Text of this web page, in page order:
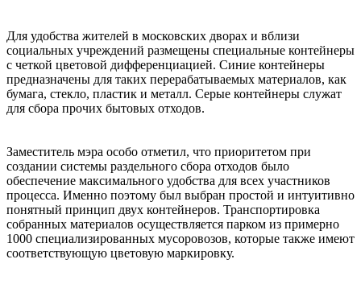
Для удобства жителей в московских дворах и вблизи
социальных учреждений размещены специальные контейнеры
с четкой цветовой дифференциацией. Синие контейнеры
предназначены для таких перерабатываемых материалов, как
бумага, стекло, пластик и металл. Серые контейнеры служат
для сбора прочих бытовых отходов.
Заместитель мэра особо отметил, что приоритетом при
создании системы раздельного сбора отходов было
обеспечение максимального удобства для всех участников
процесса. Именно поэтому был выбран простой и интуитивно
понятный принцип двух контейнеров. Транспортировка
собранных материалов осуществляется парком из примерно
1000 специализированных мусоровозов, которые также имеют
соответствующую цветовую маркировку.